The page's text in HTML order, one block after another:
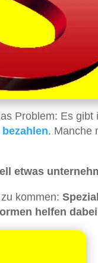
Problem: Es gibt
bezahlen. Manche
etwas
kommen:
helfen